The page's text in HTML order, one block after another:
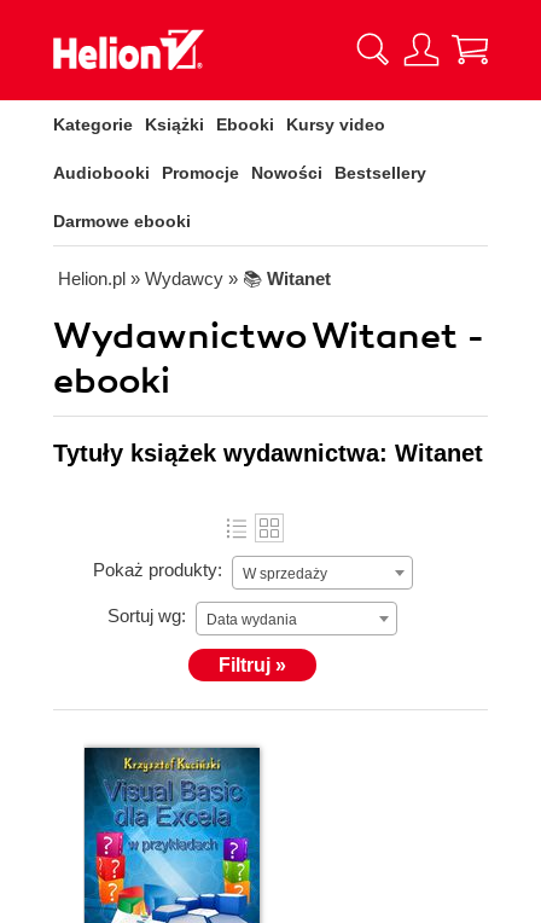
Kategorie Książki Ebooki Kursy video
Audiobooki Promocje Nowości Bestsellery
Darmowe ebooki
Helion.pl » Wydawcy » 📚 Witanet
Wydawnictwo Witanet -
ebooki
Tytuły książek wydawnictwa: Witanet
Pokaż produkty: W sprzedaży
Sortuj wg: Data wydania
Filtruj »